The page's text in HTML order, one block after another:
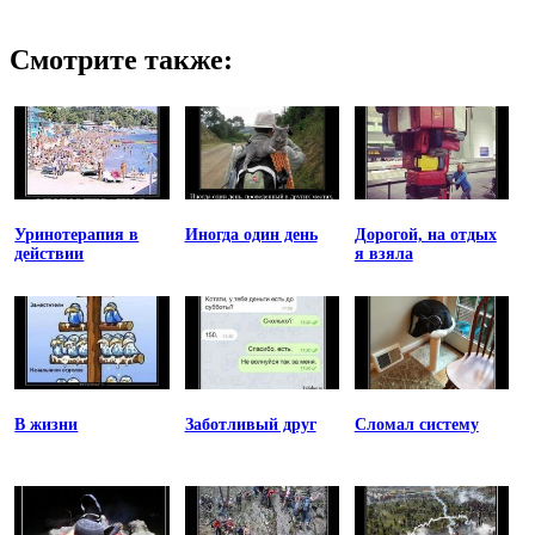
Смотрите также:
Уринотерапия в
действии
Иногда один день
Дорогой, на отдых
я взяла
В жизни Заботливый друг Сломал систему